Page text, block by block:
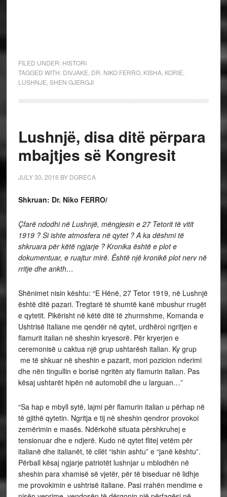
FILED UNDER: HISTORI
TAGGED WITH: DIVJAKE DR. NIKO FERRO, KISHA, KORIE
LUSHNJE SHEN GJERGJI
Lushnjë, disa ditë përpara
mbajtjes së Kongresit
JULY 30, 2016 BY DGRECA
Shkruan: Dr. Niko FERRO/
Çfarë ndodhi në Lushnjë, mëngjesin e 27 Tetorit të vitit
1919 ? Si ishte atmosfera në qytet ? A ka dëshmi të
shkruara për këtë ngjarje ? Kronika është e plot e
dokumentuar, e ruajtur mirë. Është një kronikë plot nerv në
rritje dhe ankth…
Shënimet nisin kështu: “E Hënë, 27 Tetor 1919, në Lushnjë
është ditë pazari. Tregtarë të shumtë kanë mbushur rrugët
e qytetit. Pikërisht në këtë ditë të zhurmshme, Komanda e
Ushtrisë Italiane me qendër në qytet, urdhëroi ngritjen e
flamurit italian në sheshin kryesorë. Për kryerjen e
ceremonisë u caktua një grup ushtarësh italian. Ky grup
me të shkuar në sheshin e pazarit, mori pozicion nderimi
dhe nën tingullin e borisë ngritën aty flamurin italian. Pas
kësaj ushtarët hipën në automobil dhe u larguan…”
“Sa hap e mbyll sytë, lajmi për flamurin italian u përhap në
të gjithë qytetin. Ngritja e tij në sheshin qendror provokoi
zemërimin e masës. Ndërkohë situata përshkruhej e
tensionuar dhe e ndjerë. Kudo në qytet flitej vetëm për
italianë dhe italianët, të cilët “ishin ashtu” e “janë kështu”.
Përball kësaj ngjarje patriotët lushnjar u mblodhën në
sheshin para xhamisë së vjetër, për të biseduar në lidhje
me provokimin e ushtrisë italiane. Pasi rrahën mendime e